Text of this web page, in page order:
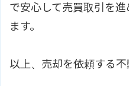
で安心して売買取引を
ます。
以上、売却を依頼する不